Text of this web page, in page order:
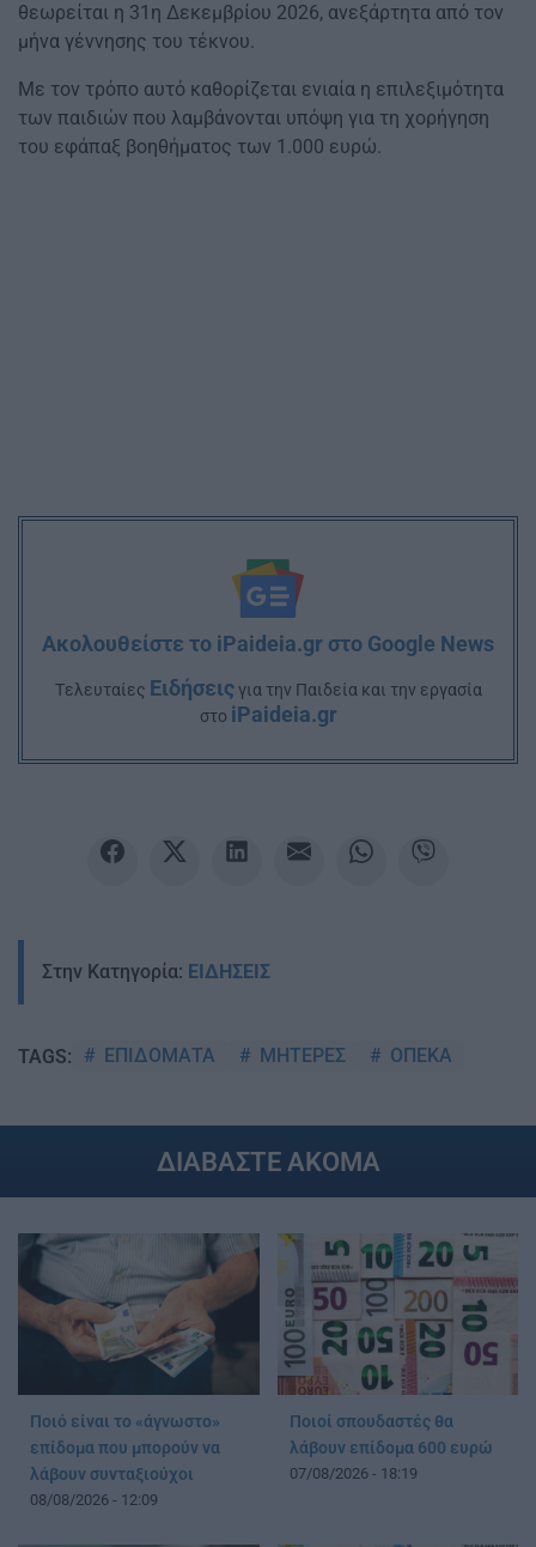
θεωρείται η 31η Δεκεμβρίου 2026, ανεξάρτητα από τον
μήνα γέννησης του τέκνου.
Με τον τρόπο αυτό καθορίζεται ενιαία η επιλεξιμότητα
των παιδιών που λαμβάνονται υπόψη για τη χορήγηση
του εφάπαξ βοηθήματος των 1.000 ευρώ.
Ακολουθείστε το iPaideia.gr στο Google News
Tελευταίες Ειδήσειςγια την Παιδεία και την εργασία
στο iPaideia.gr
Στην Κατηγορία: ΕΙΔΗΣΕΙΣ
TAGS: ΕΠΙΔΟΜΑΤΑ ΜΗΤΕΡΕΣ ΟΠΕΚΑ
ΔΙΑΒΑΣΤΕ ΑΚΟΜΑ
Ποιό είναι το «άγνωστο»
επίδομα που μπορούν να
λάβουν συνταξιούχοι
08/08/2026 - 12:09
Ποιοί σπουδαστές θα
λάβουν επίδομα 600 ευρώ
07/08/2026 - 18:19